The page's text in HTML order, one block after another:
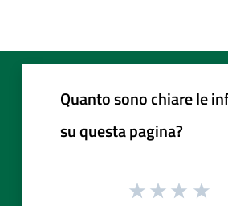
Quanto sono chiare le
su questa pagina?